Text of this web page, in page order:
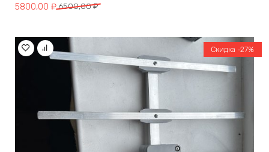
6500,00₽
Первоначальная
6500,00 ₽.
5800,00 ₽
Текущая
Скидка -27%